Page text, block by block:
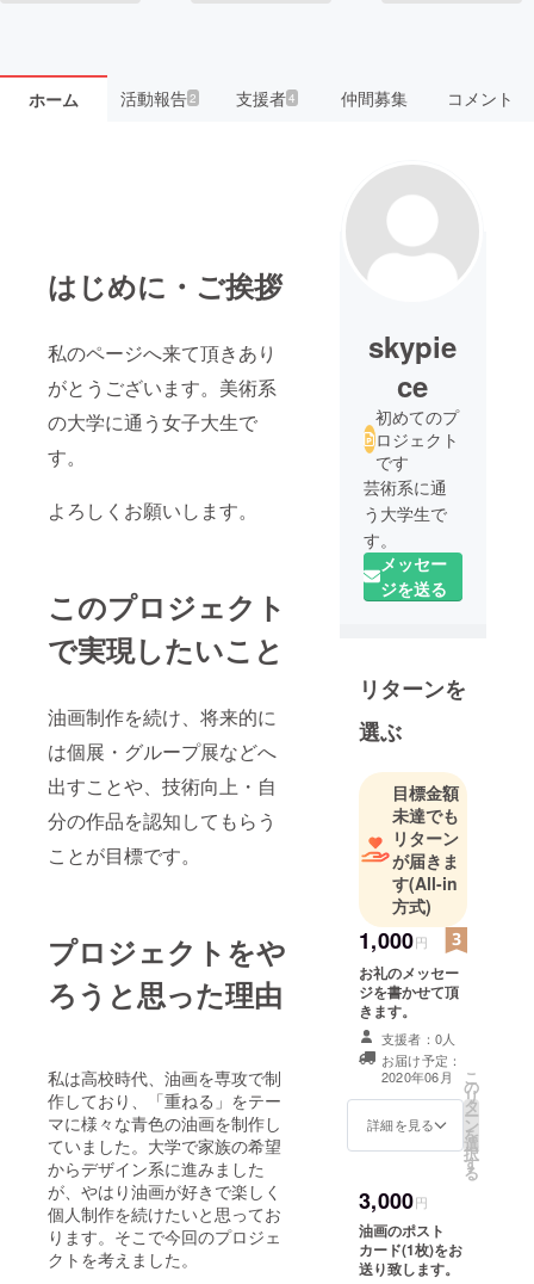
ホーム 活動報告2 支援者4 仲間募集 コメント
はじめに・ご挨拶
私のページへ来て頂きあり
がとうございます。美術系
の大学に通う女子大生で
す。
よろしくお願いします。
このプロジェクト
で実現したいこと
油画制作を続け、将来的に
は個展・グループ展などへ
出すことや、技術向上・自
分の作品を認知してもらう
ことが目標です。
プロジェクトをや
ろうと思った理由
私は高校時代、油画を専攻で制
作しており、「重ねる」をテー
マに様々な青色の油画を制作し
ていました。大学で家族の希望
からデザイン系に進みました
が、やはり油画が好きで楽しく
個人制作を続けたいと思ってお
ります。そこで今回のプロジェ
クトを考えました。
skypie
ce
初めてのプ
ロジェクト
です
芸術系に通
う大学生で
す。
メッセー
ジを送る
リターンを
選ぶ
目標金額
未達でも
リターン
が届きま
す(All-in
方式)
1,000円
お礼のメッセー
ジを書かせて頂
きます。
支援者：0人
お届け予定：
2020年06月
詳細を見る
こ
の
リ
タ
ー
ン
を
選
択
す
る
3,000円
油画のポスト
カード(1枚)をお
送り致します。